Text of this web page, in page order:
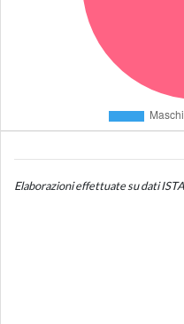
Elaborazioni effettuate su dati